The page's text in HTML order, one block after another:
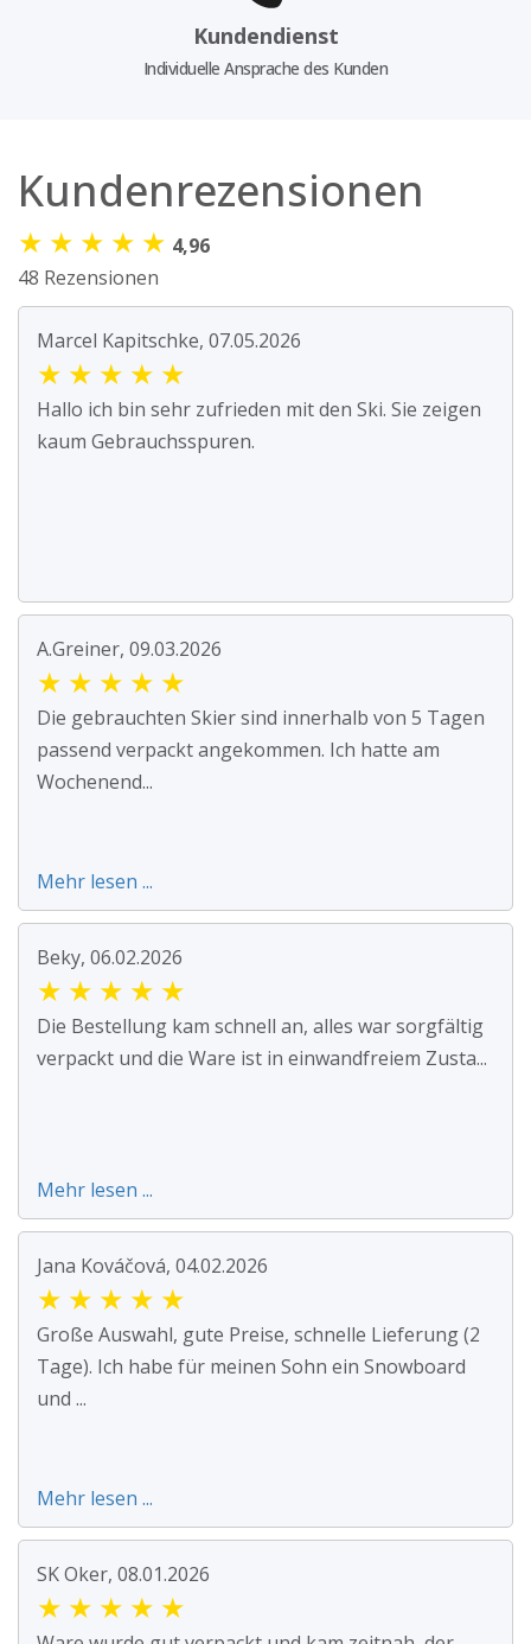
Kundendienst
Individuelle Ansprache des Kunden
Kundenrezensionen
★ ★ ★ ★ ★ 4,96
48 Rezensionen
Marcel Kapitschke, 07.05.2026
★ ★ ★ ★ ★
Hallo ich bin sehr zufrieden mit den Ski. Sie zeigen
kaum Gebrauchsspuren.
A.Greiner, 09.03.2026
★ ★ ★ ★ ★
Die gebrauchten Skier sind innerhalb von 5 Tagen
passend verpackt angekommen. Ich hatte am
Wochenend...
Mehr lesen ...
Beky, 06.02.2026
★ ★ ★ ★ ★
Die Bestellung kam schnell an, alles war sorgfältig
verpackt und die Ware ist in einwandfreiem Zusta...
Mehr lesen ...
Jana Kováčová, 04.02.2026
★ ★ ★ ★ ★
Große Auswahl, gute Preise, schnelle Lieferung (2
Tage). Ich habe für meinen Sohn ein Snowboard
und ...
Mehr lesen ...
SK Oker, 08.01.2026
★ ★ ★ ★ ★